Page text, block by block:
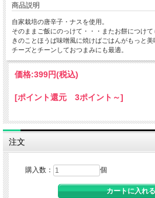
商品説明
自家栽培の唐辛子・ナスを使用。
そのままご飯にのっけて・・・またお餅につけて
きのことほうば味噌風に焼けばごはんがもっと美
チーズとチーンしておつまみにも最適。
価格:399円(税込)
[ポイント還元 3ポイント～]
注文
購入数： 個